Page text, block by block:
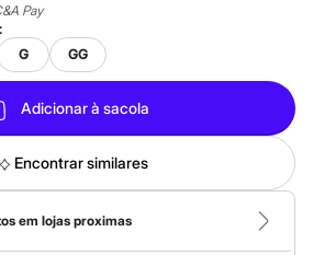
Pay
:
G GG
Adicionar à sacola
Encontrar similares
em lojas proximas